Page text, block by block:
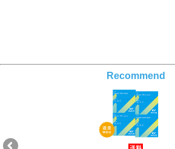
Recommend